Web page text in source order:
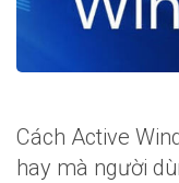
Cách Active
hay mà người